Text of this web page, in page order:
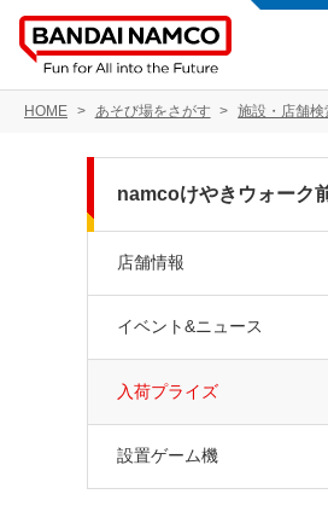
HOME あそび場をさがす 施設・店舗検
namcoけやきウォーク
店舗情報
イベント&ニュース
入荷プライズ
設置ゲーム機